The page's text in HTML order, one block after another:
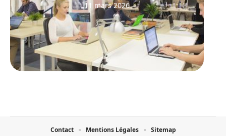
11 mars 2026
Contact Mentions Légales Sitemap